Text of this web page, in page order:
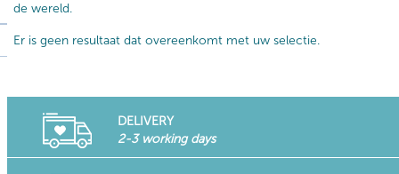
de wereld.
Er is geen resultaat dat overeenkomt met uw selectie.
DELIVERY
2-3 working days